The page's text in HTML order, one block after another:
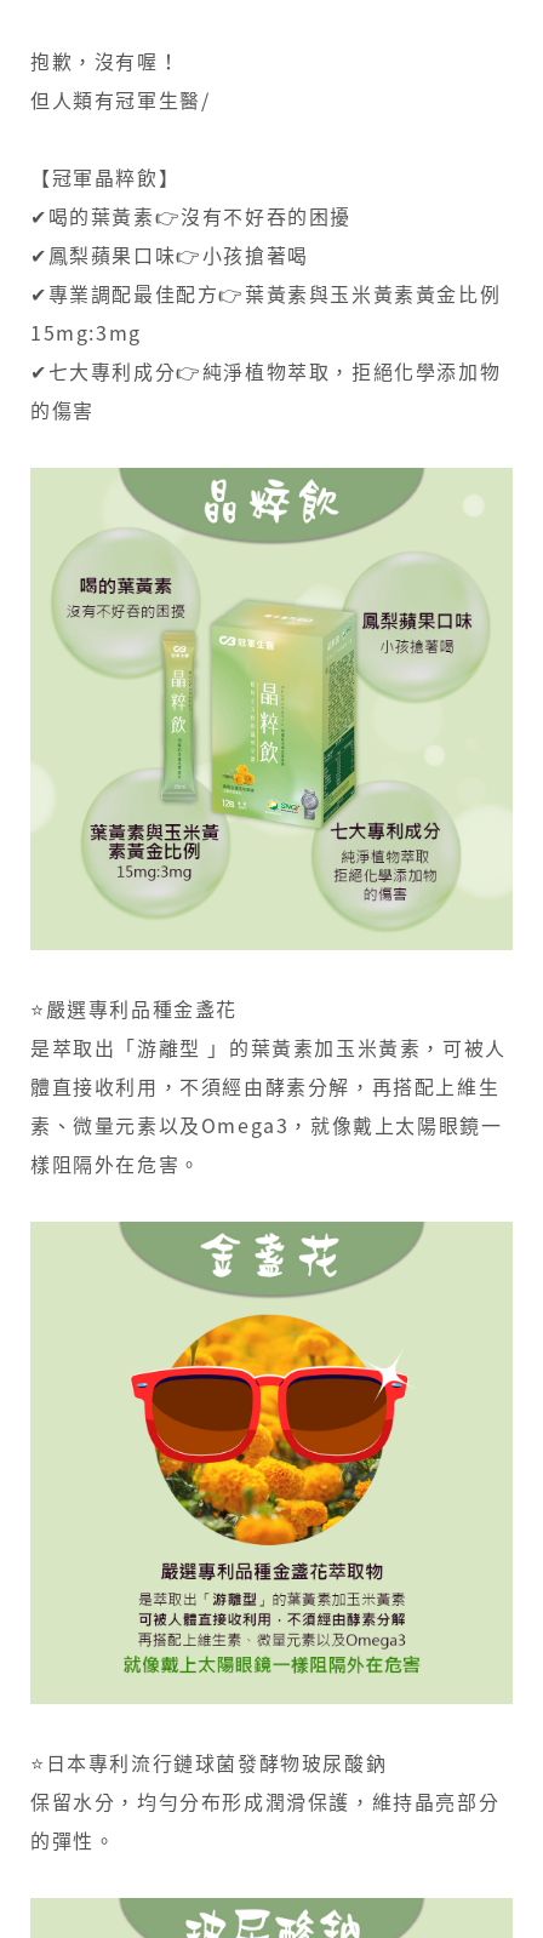
抱歉，沒有喔！
但人類有冠軍生醫/
【冠軍晶粹飲】
✔喝的葉黃素👉沒有不好吞的困擾
✔鳳梨蘋果口味👉小孩搶著喝
✔專業調配最佳配方👉葉黃素與玉米黃素黃金比例
15mg:3mg
✔七大專利成分👉純淨植物萃取，拒絕化學添加物
的傷害
⭐嚴選專利品種金盞花
是萃取出「游離型 」的葉黃素加玉米黃素，可被人
體直接收利用，不須經由酵素分解，再搭配上維生
素、微量元素以及Omega3，就像戴上太陽眼鏡一
樣阻隔外在危害。
⭐日本專利流行鏈球菌發酵物玻尿酸鈉
保留水分，均勻分布形成潤滑保護，維持晶亮部分
的彈性。